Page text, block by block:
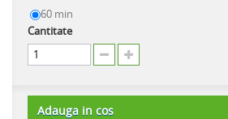
60 min
Cantitate
Adauga in cos